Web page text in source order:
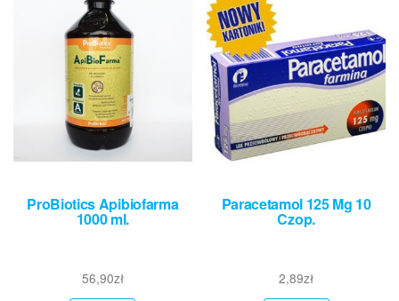
ProBiotics Apibiofarma
1000 ml.
56,90zł
Paracetamol 125 Mg 10
Czop.
2,89zł